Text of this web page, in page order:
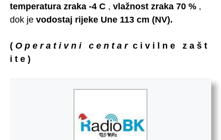
temperatura zraka -4 C , vlažnost zraka 70 % ,
dok je vodostaj rijeke Une 113 cm (NV).
( O p e r a t i v n i c e n t a r c i v i l n e z a š t
i t e )